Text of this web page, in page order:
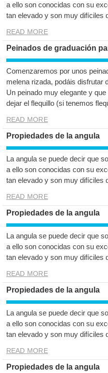
a ello son conocidas con su
tan elevado y son muy difíciles
READ MORE
Peinados de graduación
Comenzaremos por unos
melena rizada, podáis disfrutar
Un peinado muy elegante y
dejar el flequillo (si tenemos
READ MORE
Propiedades de la angula
La angula se puede decir que
a ello son conocidas con su
tan elevado y son muy difíciles
READ MORE
Propiedades de la angula
La angula se puede decir que
a ello son conocidas con su
tan elevado y son muy difíciles
READ MORE
Propiedades de la angula
La angula se puede decir que
a ello son conocidas con su
tan elevado y son muy difíciles
READ MORE
Propiedades de la angula